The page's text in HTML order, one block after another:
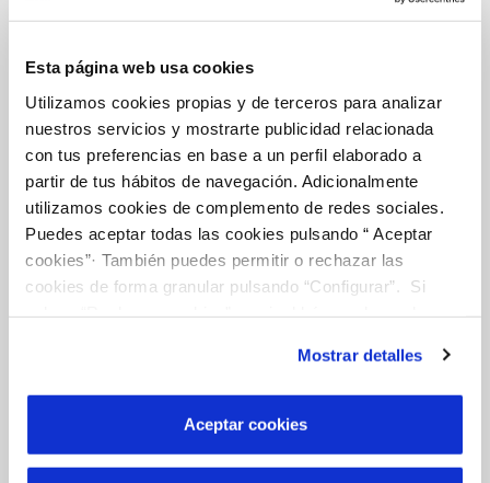
Esta página web usa cookies
Utilizamos cookies propias y de terceros para analizar
nuestros servicios y mostrarte publicidad relacionada
con tus preferencias en base a un perfil elaborado a
partir de tus hábitos de navegación. Adicionalmente
utilizamos cookies de complemento de redes sociales.
Puedes aceptar todas las cookies pulsando “ Aceptar
cookies”· También puedes permitir o rechazar las
cookies de forma granular pulsando “Configurar”. Si
son indispensables para que el sitio web funcione y que
por tanto no se pueden desactivar. Puedes consultar
más información en nuestraPolítica de Cookies
Mostrar detalles
Aceptar cookies
FACTURAS, PAGOS Y CONSUMOS
CONTRATOS
MODIFICACIÓN DE DATOS
INCIDENCIAS